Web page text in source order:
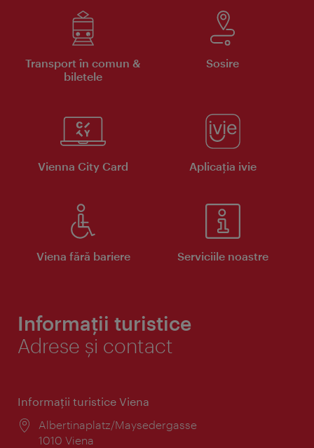
Transport în comun &
biletele
Sosire
Vienna City Card Aplicaţia ivie
Viena fără bariere Serviciile noastre
Informații turistice
Adrese și contact
Informaţii turistice Viena
Locul:
Albertinaplatz/Maysedergasse
1010 Viena